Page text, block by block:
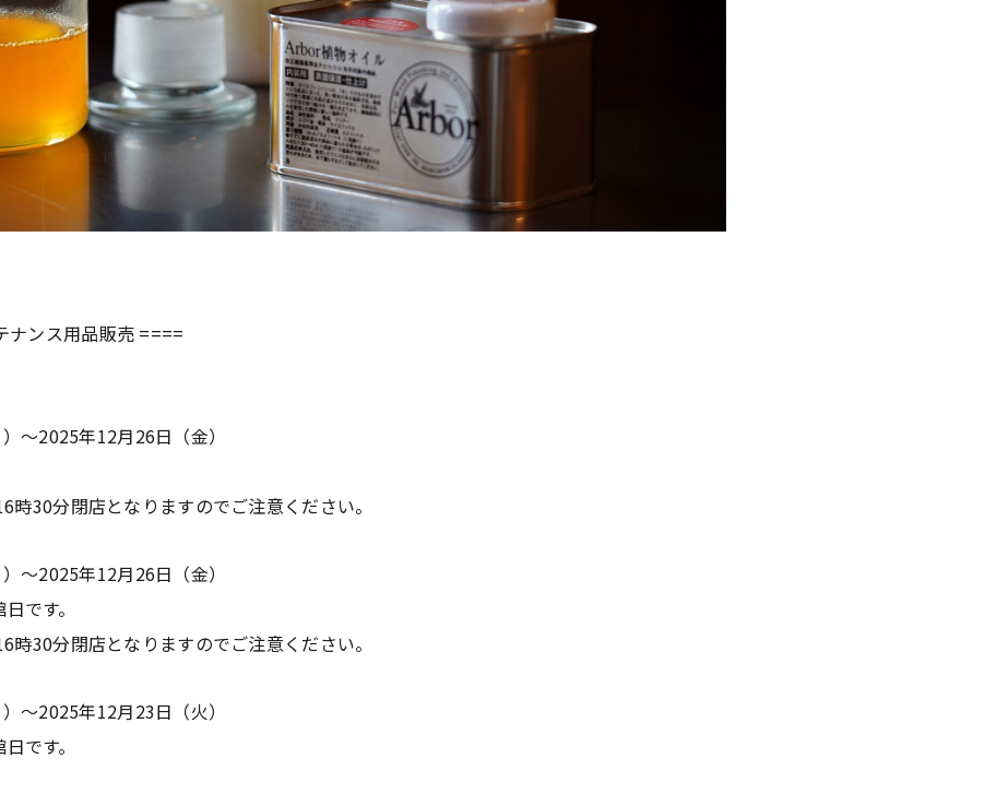
ンス用品販売 ====
2025年12月26日（金）
時30分閉店となりますのでご注意ください。
2025年12月26日（金）
です。
時30分閉店となりますのでご注意ください。
2025年12月23日（火）
です。